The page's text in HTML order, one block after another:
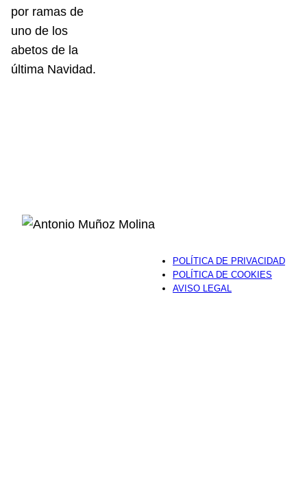
por ramas de
uno de los
abetos de la
última Navidad.
POLÍTICA DE PRIVACIDAD
POLÍTICA DE COOKIES
AVISO LEGAL